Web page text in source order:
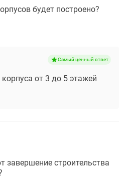
будет построено?
Самый ценный ответ
от 3 до 5 этажей
завершение строительства